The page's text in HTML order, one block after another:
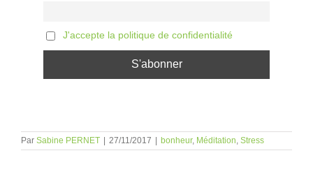
J'accepte la politique de confidentialité
Par Sabine PERNET | 27/11/2017 | bonheur, Méditation Stress